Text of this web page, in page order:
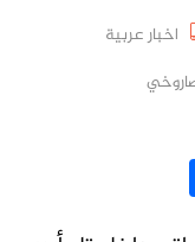
اخبار عربية